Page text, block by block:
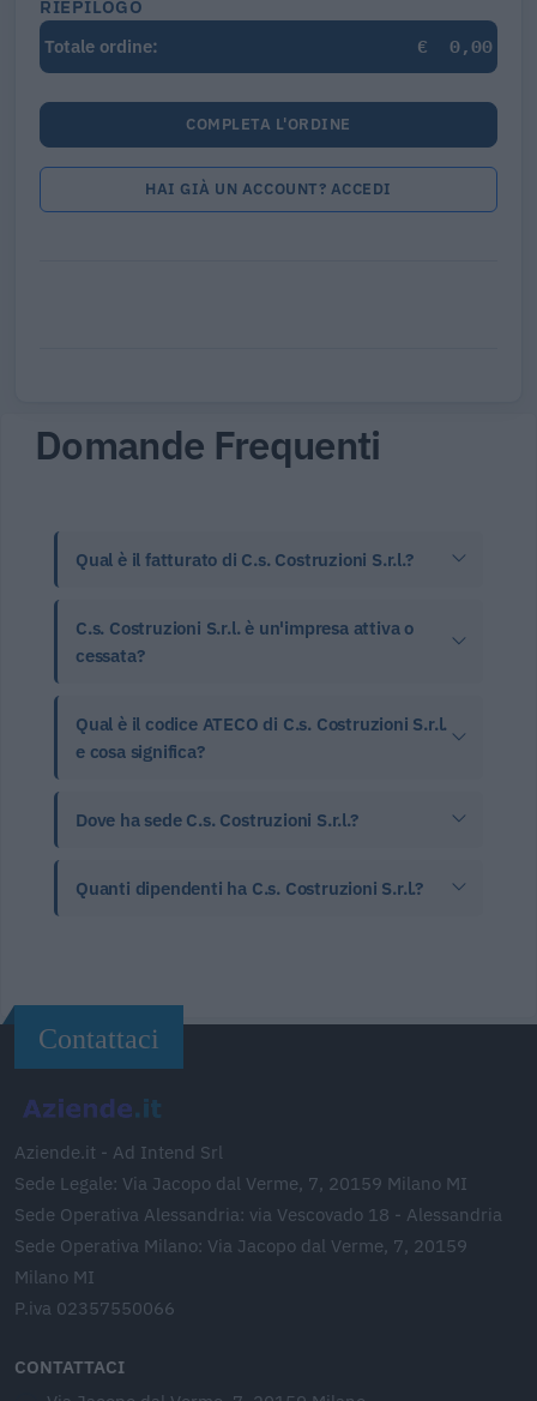
RIEPILOGO
Totale ordine:
€ 0,00
COMPLETA L'ORDINE
HAI GIÀ UN ACCOUNT? ACCEDI
Domande Frequenti
Qual è il fatturato di C.s. Costruzioni S.r.l.?
C.s. Costruzioni S.r.l. è un'impresa attiva o
cessata?
Qual è il codice ATECO di C.s. Costruzioni S.r.l.
e cosa significa?
Dove ha sede C.s. Costruzioni S.r.l.?
Quanti dipendenti ha C.s. Costruzioni S.r.l.?
Contattaci
Aziende.it - Ad Intend Srl
Sede Legale: Via Jacopo dal Verme, 7, 20159 Milano MI
Sede Operativa Alessandria: via Vescovado 18 - Alessandria
Sede Operativa Milano: Via Jacopo dal Verme, 7, 20159
Milano MI
P.iva 02357550066
CONTATTACI